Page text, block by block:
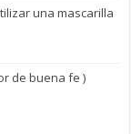
una mascarilla
de buena fe )